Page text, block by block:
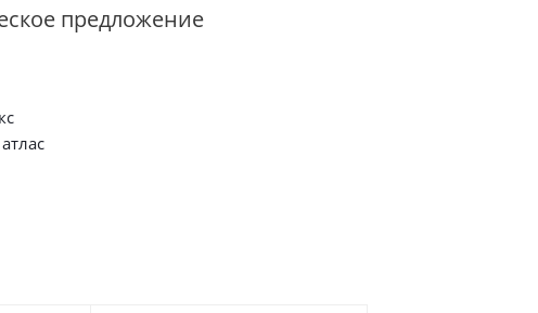
предложение